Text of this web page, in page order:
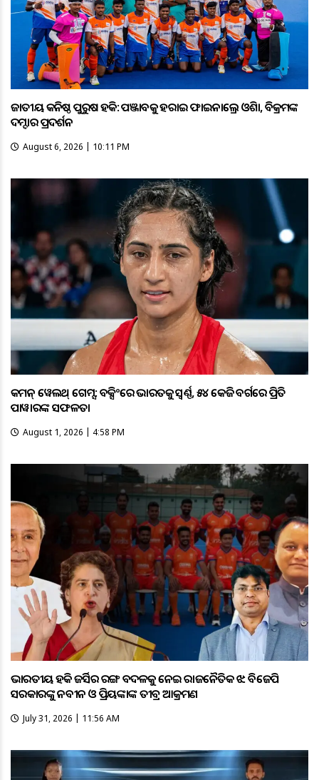
ଜାତୀୟ କନିଷ୍ଠ ପୁରୁଷ ହକି: ପଞ୍ଜାବକୁ ହରାଇ ଫାଇନାଲ୍ରେ ଓଡ଼ିଶା, ବିକ୍ରମଙ୍କ
ଦମ୍ଦାର ପ୍ରଦର୍ଶନ
August 6, 2026 | 10:11 PM
କମନ୍ ୱେଲଥ୍ ଗେମ୍ସ: ବକ୍ସିଂରେ ଭାରତକୁ ସ୍ବର୍ଣ୍ଣ, ୫୪ କେଜି ବର୍ଗରେ ପ୍ରିତି
ପାୱାରଙ୍କ ସଫଳତା
August 1, 2026 | 4:58 PM
ଭାରତୀୟ ହକି ଜର୍ସିର ରଙ୍ଗ ବଦଳକୁ ନେଇ ରାଜନୈତିକ ଝଡ଼: ବିଜେପି
ସରକାରଙ୍କୁ ନବୀନ ଓ ପ୍ରିୟଙ୍କାଙ୍କ ତୀବ୍ର ଆକ୍ରମଣ
July 31, 2026 | 11:56 AM